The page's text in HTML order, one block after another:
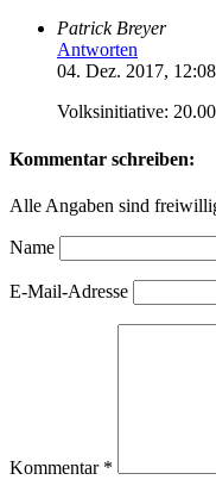
Patrick Breyer
Antworten
04. Dez. 2017, 12:08
Volksinitiative:
Kommentar schreiben:
Alle Angaben sind
Name
E-Mail-Adresse
Kommentar *